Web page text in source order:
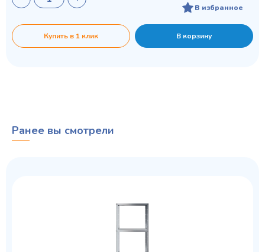
В избранное
Купить в 1 клик В корзину
Ранее вы смотрели